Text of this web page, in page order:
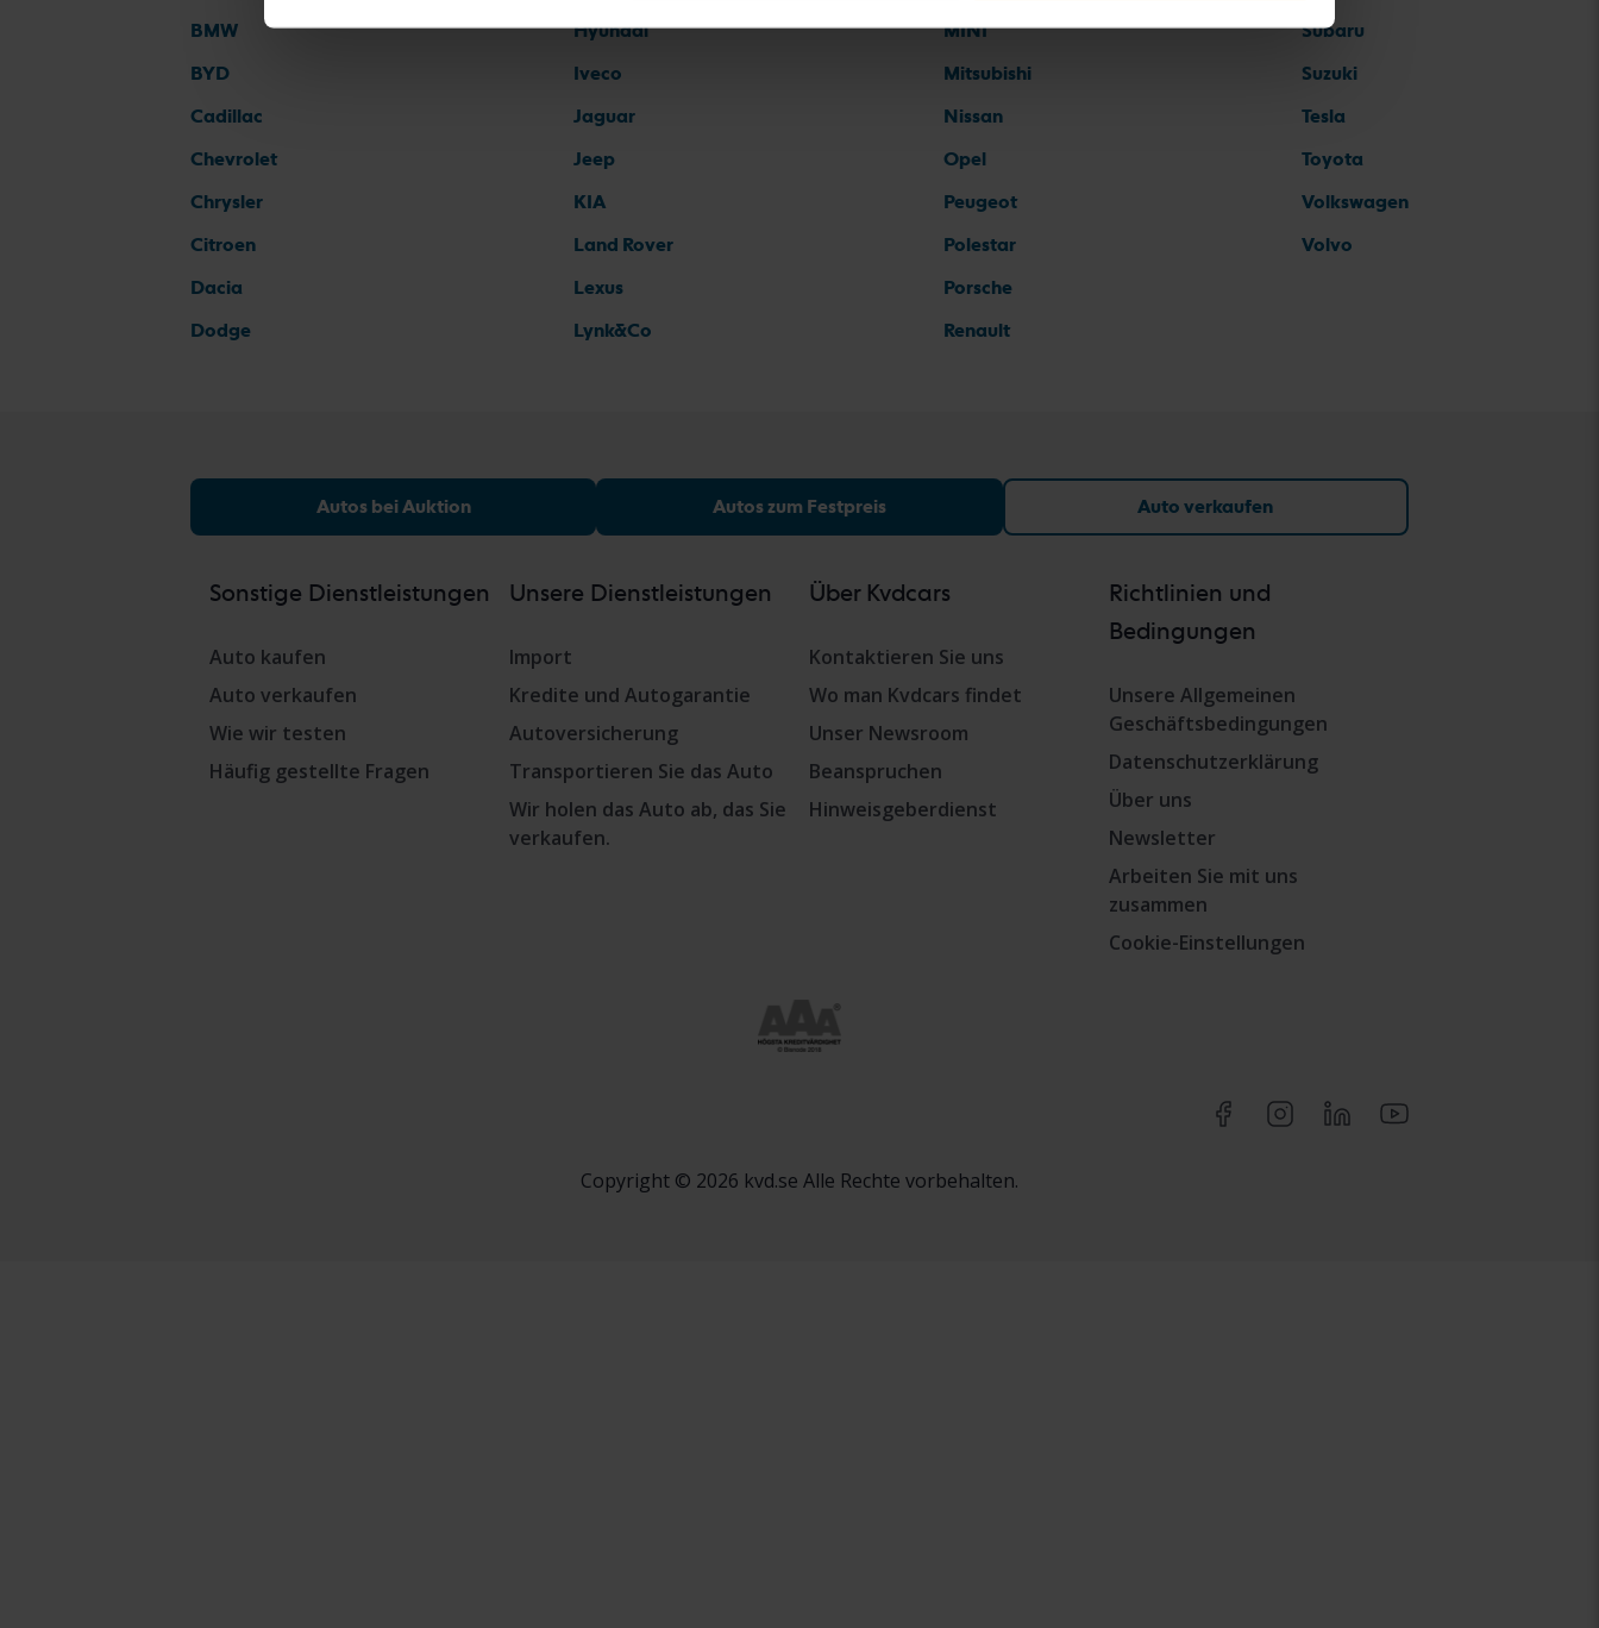
BMW
BYD
Cadillac
Chevrolet
Chrysler
Citroen
Dacia
Dodge
Hyundai
Iveco
Jaguar
Jeep
KIA
Land Rover
Lexus
Lynk&Co
MINI
Mitsubishi
Nissan
Opel
Peugeot
Polestar
Porsche
Renault
Subaru
Suzuki
Tesla
Toyota
Volkswagen
Volvo
Autos bei Auktion Autos zum Festpreis Auto verkaufen
Sonstige Dienstleistungen
Auto kaufen
Auto verkaufen
Wie wir testen
Häufig gestellte Fragen
Unsere Dienstleistungen
Import
Kredite und Autogarantie
Autoversicherung
Transportieren Sie das Auto
Wir holen das Auto ab, das Sie
verkaufen.
Über Kvdcars
Kontaktieren Sie uns
Wo man Kvdcars findet
Unser Newsroom
Beanspruchen
Hinweisgeberdienst
Richtlinien und
Bedingungen
Unsere Allgemeinen
Geschäftsbedingungen
Datenschutzerklärung
Über uns
Newsletter
Arbeiten Sie mit uns
zusammen
Cookie-Einstellungen
Copyright © 2026 kvd.se Alle Rechte vorbehalten.